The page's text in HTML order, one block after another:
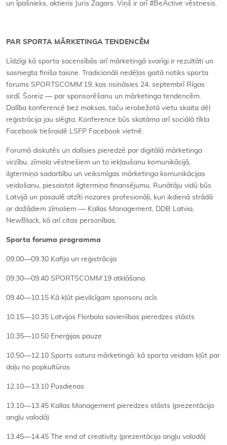
un īpašnieks, aktieris Juris Žagars. Viņš ir arī #BeActive vēstnesis.
PAR SPORTA MĀRKETINGA TENDENCĒM
Līdzīgi kā sporta sacensībās arī mārketingā svarīgi ir rezultāti un
sasniegta finiša taisne. Tradicionāli nedēļas gaitā notiks sporta
forums SPORTSCOMM’19, kas risināsies 24. septembrī Rīgas
sirdī. Šoreiz — par sponsorēšanu un mārketinga tendencēm.
Dalība konferencē bez maksas, taču ierobežotā vietu skaita dēļ
reģistrācija jau slēgta. Konference būs skatāma arī sociālā tīkla
Facebook tiešraidē LSFP Facebook vietnē.
Forumā diskutēs un dalīsies pieredzē par digitālā mārketinga
virzību, zīmola vēstnešiem un to iekļaušanu komunikācijā,
ilgtermiņa sadarbību un veiksmīgas mārketinga komunikācijas
veidošanu, piesaistot ilgtermiņa finansējumu. Runātāju vidū būs
Latvijā un pasaulē atzīti nozares profesionāļi, kuri ikdienā strādā
ar dažādiem zīmoliem — Kallas Management, DDB Latvia,
NewBlack, kā arī citas personības.
Sporta foruma programma
09.00—09.30 Kafija un reģistrācija
09.30—09.40 SPORTSCOMM’19 atklāšana
09.40—10.15 Kā kļūt pievilcīgam sponsoru acīs
10.15—10.35 Latvijas Florbola savienības pieredzes stāsts
10.35—10.50 Enerģijas pauze
10.50—12.10 Sports satura mārketingā: kā sporta veidam kļūt par
daļu no popkultūras
12.10—13.10 Pusdienas
13.10—13.45 Kallas Management pieredzes stāsts (prezentācija
angļu valodā)
13.45—14.45 The end of creativity (prezentācija angļu valodā)